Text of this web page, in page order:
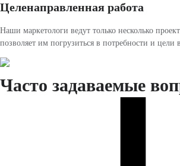
Целенаправленная работа
Наши маркетологи ведут только несколько
позволяет им погрузиться в потребности и цели
Часто задаваемые